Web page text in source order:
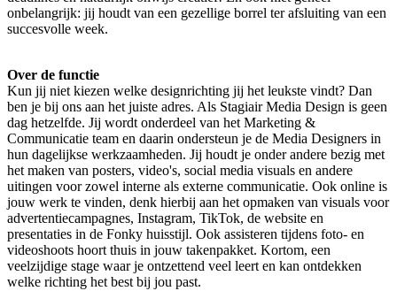
onbelangrijk: jij houdt van een gezellige borrel ter afsluiting van een
succesvolle week.
Over de functie
Kun jij niet kiezen welke designrichting jij het leukste vindt? Dan
ben je bij ons aan het juiste adres. Als Stagiair Media Design is geen
dag hetzelfde. Jij wordt onderdeel van het Marketing &
Communicatie team en daarin ondersteun je de Media Designers in
hun dagelijkse werkzaamheden. Jij houdt je onder andere bezig met
het maken van posters, video's, social media visuals en andere
uitingen voor zowel interne als externe communicatie. Ook online is
jouw werk te vinden, denk hierbij aan het opmaken van visuals voor
advertentiecampagnes, Instagram, TikTok, de website en
presentaties in de Fonky huisstijl. Ook assisteren tijdens foto- en
videoshoots hoort thuis in jouw takenpakket. Kortom, een
veelzijdige stage waar je ontzettend veel leert en kan ontdekken
welke richting het best bij jou past.